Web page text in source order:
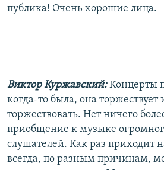
публика! Очень хорошие лица.
Виктор Куржавский:Концерты
когда-то была, она торжествует
торжествовать. Нет ничего
приобщение к музыке
слушателей. Как раз приходит
всегда, по разным причинам,